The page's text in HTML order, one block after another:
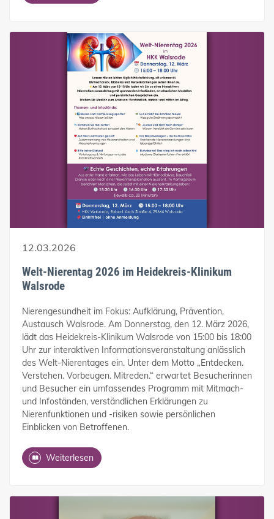
12.03.2026
Welt-Nierentag 2026 im Heidekreis-Klinikum
Walsrode
Nierengesundheit im Fokus: Aufklärung, Prävention,
Austausch Walsrode. Am Donnerstag, den 12. März 2026,
lädt das Heidekreis-Klinikum Walsrode von 15:00 bis 18:00
Uhr zur interaktiven Informationsveranstaltung anlässlich
des Welt-Nierentages ein. Unter dem Motto „Entdecken.
Verstehen. Vorbeugen. Mitreden.“ erwartet Besucherinnen
und Besucher ein umfassendes Programm mit Mitmach-
und Infoständen, verständlichen Erklärungen zu
Nierenfunktionen und -risiken sowie persönlichen
Einblicken von Betroffenen.
Weiterlesen